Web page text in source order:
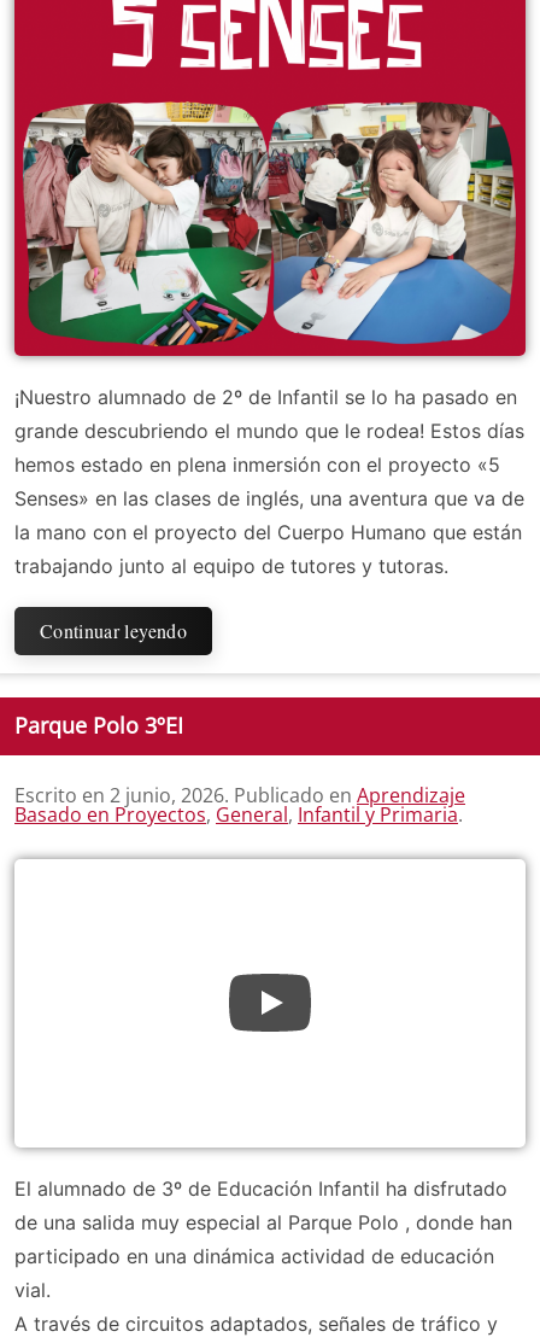
¡Nuestro alumnado de 2º de Infantil se lo ha pasado en
grande descubriendo el mundo que le rodea! Estos días
hemos estado en plena inmersión con el proyecto «5
Senses» en las clases de inglés, una aventura que va de
la mano con el proyecto del Cuerpo Humano que están
trabajando junto al equipo de tutores y tutoras.
Continuar leyendo
Parque Polo 3ºEI
Escrito en 2 junio, 2026. Publicado en Aprendizaje
Basado en Proyectos, General, Infantil y Primaria.
El alumnado de 3º de Educación Infantil ha disfrutado
de una salida muy especial al Parque Polo , donde han
participado en una dinámica actividad de educación
vial.
A través de circuitos adaptados, señales de tráfico y